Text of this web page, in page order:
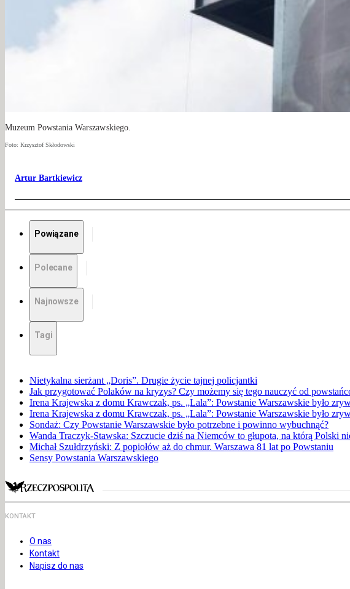
Muzeum Powstania Warszawskiego.
Foto: Krzysztof Skłodowski
Artur Bartkiewicz
Powiązane
Polecane
Najnowsze
Tagi
Nietykalna sierżant „Doris”. Drugie życie tajnej policjantki
Jak przygotować Polaków na kryzys? Czy możemy się tego nauczyć od
Irena Krajewska z domu Krawczak, ps. „Lala”: Powstanie Warszawskie było
Irena Krajewska z domu Krawczak, ps. „Lala”: Powstanie Warszawskie było
Sondaż: Czy Powstanie Warszawskie było potrzebne i powinno wybuchnąć?
Wanda Traczyk-Stawska: Szczucie dziś na Niemców to głupota, na którą Polski
Michał Szułdrzyński: Z popiołów aż do chmur. Warszawa 81 lat po Powstaniu
Sensy Powstania Warszawskiego
KONTAKT
O nas
Kontakt
Napisz do nas